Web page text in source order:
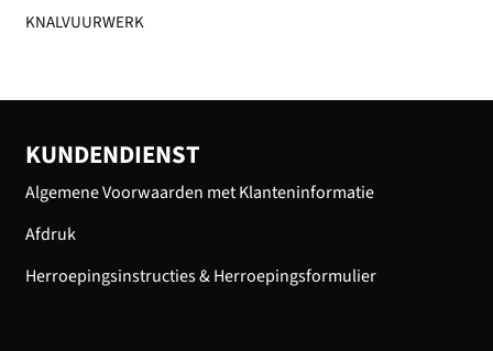
KNALVUURWERK
KUNDENDIENST
Algemene Voorwaarden met Klanteninformatie
Afdruk
Herroepingsinstructies & Herroepingsformulier